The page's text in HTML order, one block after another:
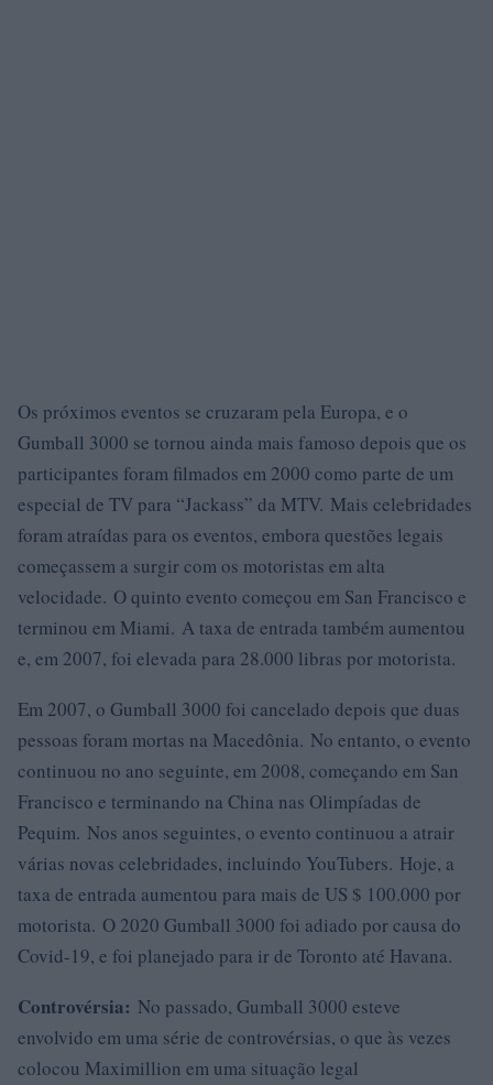
Os próximos eventos se cruzaram pela Europa, e o
Gumball 3000 se tornou ainda mais famoso depois que os
participantes foram filmados em 2000 como parte de um
especial de TV para “Jackass” da MTV. Mais celebridades
foram atraídas para os eventos, embora questões legais
começassem a surgir com os motoristas em alta
velocidade. O quinto evento começou em San Francisco e
terminou em Miami. A taxa de entrada também aumentou
e, em 2007, foi elevada para 28.000 libras por motorista.
Em 2007, o Gumball 3000 foi cancelado depois que duas
pessoas foram mortas na Macedônia. No entanto, o evento
continuou no ano seguinte, em 2008, começando em San
Francisco e terminando na China nas Olimpíadas de
Pequim. Nos anos seguintes, o evento continuou a atrair
várias novas celebridades, incluindo YouTubers. Hoje, a
taxa de entrada aumentou para mais de US $ 100.000 por
motorista. O 2020 Gumball 3000 foi adiado por causa do
Covid-19, e foi planejado para ir de Toronto até Havana.
Controvérsia: No passado, Gumball 3000 esteve
envolvido em uma série de controvérsias, o que às vezes
colocou Maximillion em uma situação legal